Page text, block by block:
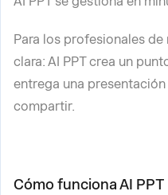
Para los profesionales
clara: AI PPT crea un
entrega una
compartir.
Cómo funciona AI PPT